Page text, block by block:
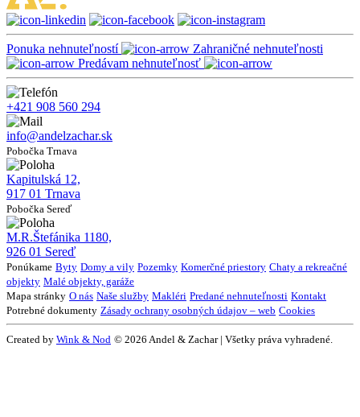
Ponuka nehnuteľností
Zahraničné nehnuteľnosti
Predávam nehnuteľnosť
+421 908 560 294
info@andelzachar.sk
Pobočka Trnava
Kapitulská 12,
917 01 Trnava
Pobočka Sereď
M.R.Štefánika 1180,
926 01 Sereď
Ponúkame Byty Domy a vily Pozemky Komerčné priestory Chaty a rekreačné
objekty Malé objekty, garáže
Mapa stránky O nás Naše služby Makléri Predané nehnuteľnosti Kontakt
Potrebné dokumenty Zásady ochrany osobných údajov – web Cookies
Created by Wink & Nod © 2026 Andel & Zachar | Všetky práva vyhradené.